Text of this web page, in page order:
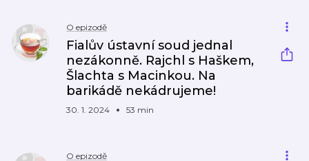
O epizodě
Fialův ústavní soud jednal
nezákonně. Rajchl s Haškem,
Šlachta s Macinkou. Na
barikádě nekádrujeme!
30. 1. 2024 53 min
O epizodě